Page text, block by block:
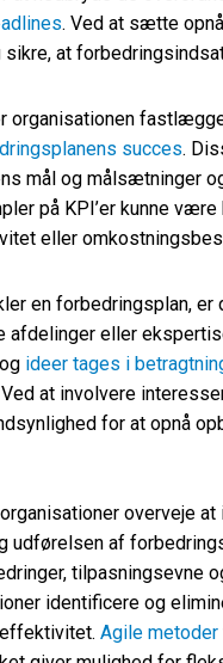
. Ved at sætte
at
organisationen
succes.
mål og målsætninger
på KPI’er kunne
eller
en forbedringsplan,
afdelinger eller
ideer tages i
at involvere
for at opnå
overveje
udførelsen af
tilpasningsevne
identificere og
Agile metoder